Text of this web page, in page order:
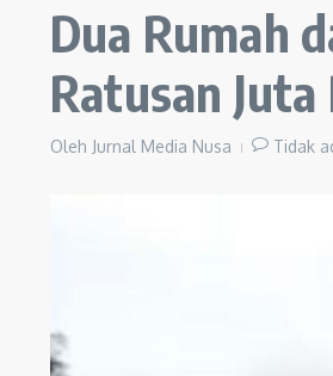
Dua Rumah
Ratusan Juta
Oleh Jurnal Media Nusa Tidak